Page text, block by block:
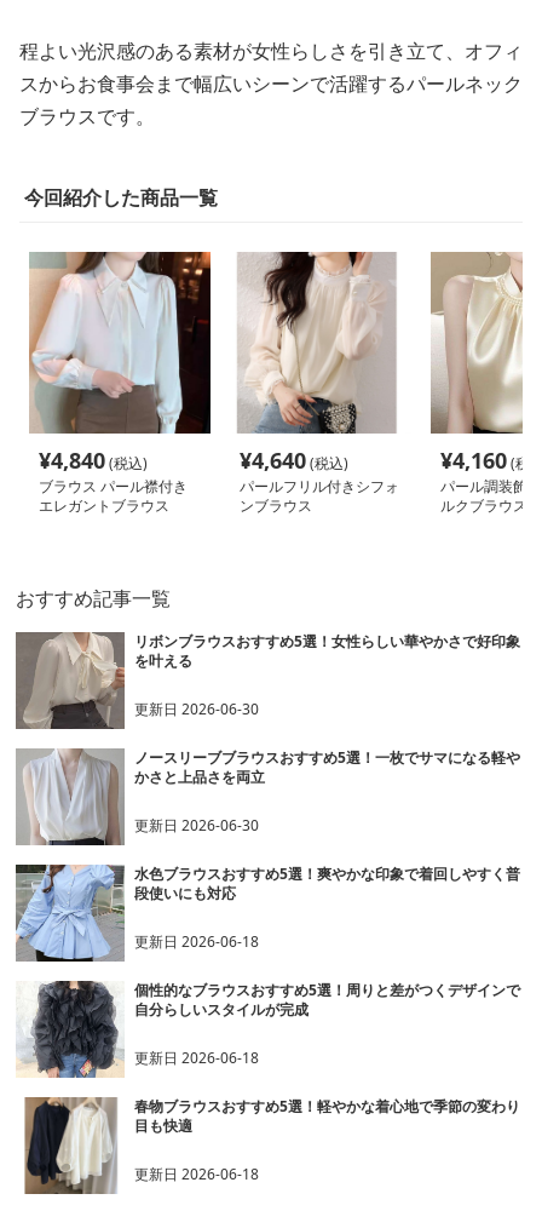
程よい光沢感のある素材が女性らしさを引き立て、オフィ
スからお食事会まで幅広いシーンで活躍するパールネック
ブラウスです。
今回紹介した商品一覧
¥4,840(税込)
ブラウス パール襟付き
エレガントブラウス
¥4,640(税込)
パールフリル付きシフォ
ンブラウス
¥4,160(税
パール調装飾
ルクブラウス
おすすめ記事一覧
リボンブラウスおすすめ5選！女性らしい華やかさで好印象
を叶える
更新日2026-06-30
ノースリーブブラウスおすすめ5選！一枚でサマになる軽や
かさと上品さを両立
更新日2026-06-30
水色ブラウスおすすめ5選！爽やかな印象で着回しやすく普
段使いにも対応
更新日2026-06-18
個性的なブラウスおすすめ5選！周りと差がつくデザインで
自分らしいスタイルが完成
更新日2026-06-18
春物ブラウスおすすめ5選！軽やかな着心地で季節の変わり
目も快適
更新日2026-06-18